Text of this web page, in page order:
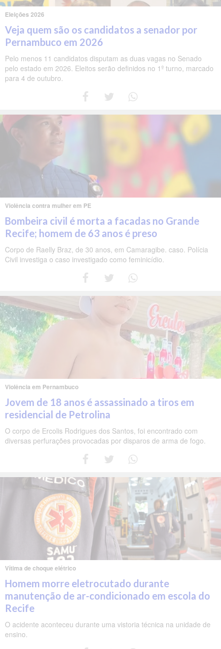
Eleições 2026
Veja quem são os candidatos a senador por
Pernambuco em 2026
Pelo menos 11 candidatos disputam as duas vagas no Senado
pelo estado em 2026. Eleitos serão definidos no 1º turno, marcado
para 4 de outubro.
Violência contra mulher em PE
Bombeira civil é morta a facadas no Grande
Recife; homem de 63 anos é preso
Corpo de Raelly Braz, de 30 anos, em Camaragibe. caso. Polícia
Civil investiga o caso investigado como feminicídio.
Violência em Pernambuco
Jovem de 18 anos é assassinado a tiros em
residencial de Petrolina
O corpo de Ercolis Rodrigues dos Santos, foi encontrado com
diversas perfurações provocadas por disparos de arma de fogo.
Vítima de choque elétrico
Homem morre eletrocutado durante
manutenção de ar-condicionado em escola do
Recife
O acidente aconteceu durante uma vistoria técnica na unidade de
ensino.